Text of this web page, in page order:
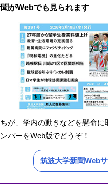
聞がWebでも見られます
が、学内の動きなどを懸命
バーをWeb版でどうぞ！
筑波大学新聞Webサ